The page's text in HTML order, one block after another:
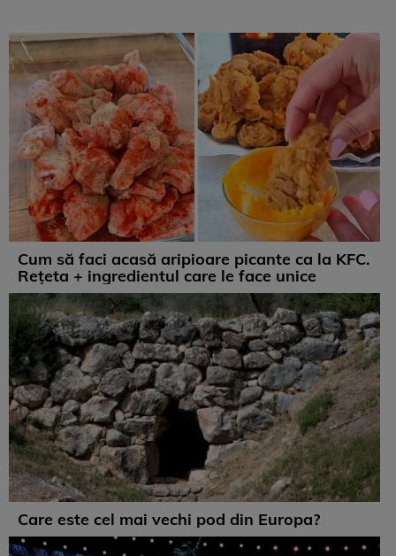
Cum să faci acasă aripioare picante ca la KFC.
Rețeta + ingredientul care le face unice
Care este cel mai vechi pod din Europa?